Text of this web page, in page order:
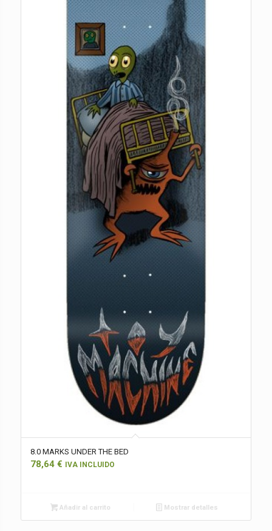
8.0 MARKS UNDER THE BED
78,64 € IVA INCLUIDO
Añadir al carrito Mostrar detalles